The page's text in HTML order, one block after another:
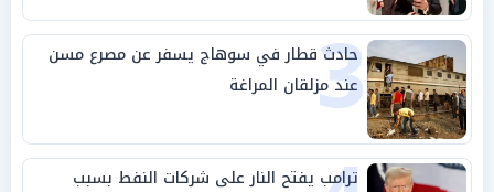
3
حادث قطار في سوهاج يسفر عن مصرع مسن
عند مزلقان المراغة
ترامب يفتح النار على شركات النفط بسبب